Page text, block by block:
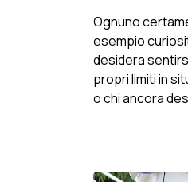
Ognuno
esempio
desidera
propri limiti in
o chi ancora